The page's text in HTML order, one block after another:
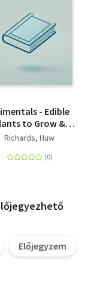
- Edible
to Grow &
Enjoy
Richards, Huw
Előjegyzem